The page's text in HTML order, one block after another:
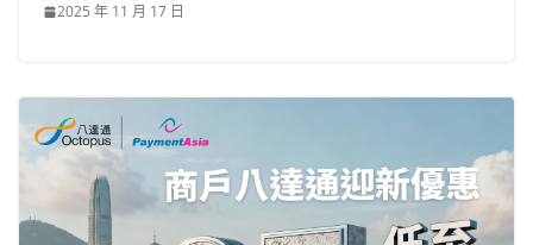
2025 年 11 月 17 日